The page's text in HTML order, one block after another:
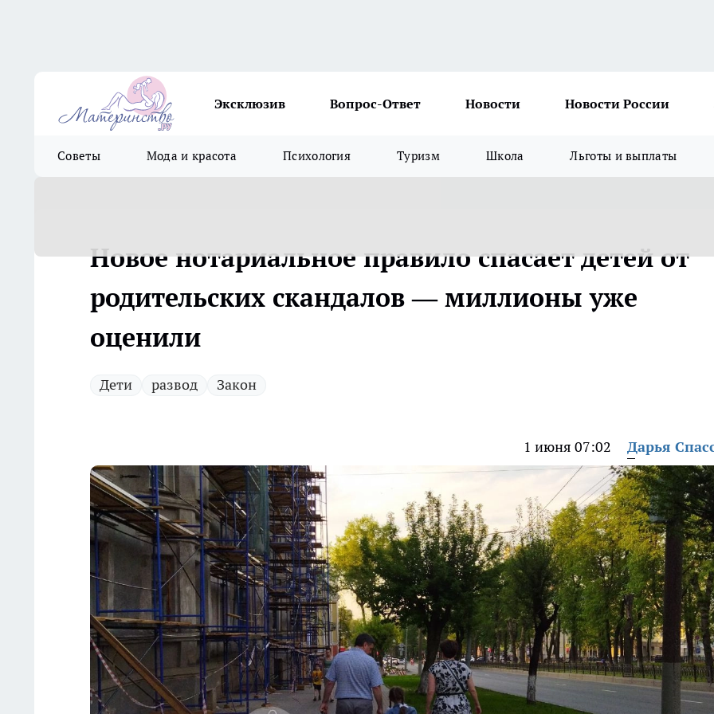
Эксклюзив Вопрос-Ответ Новости Новости России
Советы Мода и красота Психология Туризм Школа Льготы и выплаты
Новое нотариальное правило спасает детей от
родительских скандалов — миллионы уже
оценили
Дети развод Закон
1 июня 07:02 Дарья